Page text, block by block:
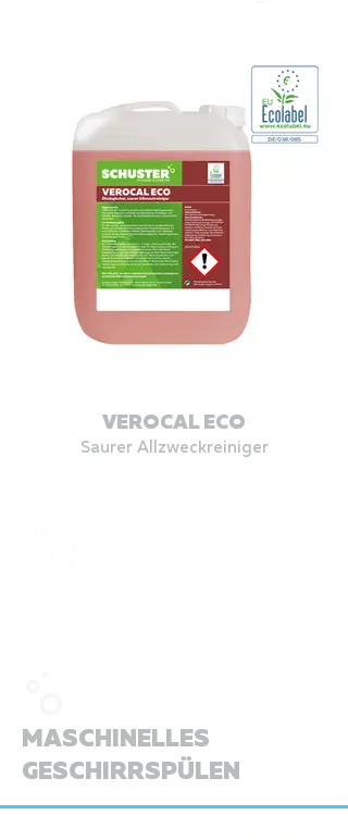
VEROCAL ECO
Saurer Allzweckreiniger
MASCHINELLES
GESCHIRRSPÜLEN